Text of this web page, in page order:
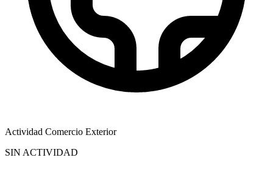
Actividad Comercio Exterior
SIN ACTIVIDAD